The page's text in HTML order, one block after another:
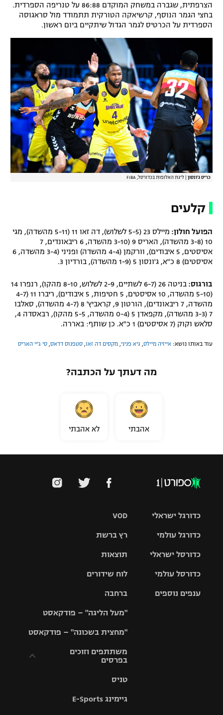
הצרפתית, שגברה במשחק המוקדם 86:88 על טנריפה הספרדית.
בחצי הגמר הנוסף, קרשיאקה הטורקית תתמודד מול סראגוסה
הספרדית על הכרטיס לגמר הגדול שיתקיים ביום ראשון.
כריס ג'ונסון ליגת האלופות בכדורסל, FIBA
קלעים
הפועל חולון:
מיילס 23 (5-5 לשלוש), דה זאו 11 (5-11 מהשדה), מגי
10 (3-8 מהשדה), האריס 9 (3-10 מהשדה, 6 ריבאונדים, 7
אסיסטים, 5 איבודים), וורקמן (4-4 מהשדה) ופניני (3-4 מהשדה, 6
אסיסטים) 8 כ"א, ג'ונסון 5 (1-9 מהשדה), בורדיון 3.
בורגוס:
בניטה 26 (6-7 לשתיים, 2-9 לשלוש, 8-10 מהקו), רנפרו 14
(5-10 מהשדה, 10 אסיסטים, 5 חטיפות, 5 איבודים), ריברו 11 (4-7
מהשדה, 7 ריבאונדים), הורטון 9, קראביץ' 8 (4-7 מהשדה), סאלבו
7 (3-3 מהשדה), מקפאדן 5 (0-4 מהשדה, 5-5 מהקו), רבאסדה 4,
סלאש וקוק (7 אסיסטים) 1 כ"א. כן שותף: באררה.
עוד באותו נושא: אייזיה מיילס גיא פניני מקסים דה זאו סטפנוס דדאס סי ג'יי האריס
מה דעתך על הכתבה?
אהבתי לא אהבתי
VOD
רץ ברשת
תוצאות
לוח שידורים
ברחבה
"מעל הליגה" – פודקאסט
"מחצית בשכונה" – פודקאסט
משתתפים וזוכים
בפרסים
וזוכים בפרסים
טניס
גיימינג E-Sports
כדורגל ישראלי
גביע הטוטו
כדורגל עולמי
האלופות
ליגה
כדורסל ישראלי
סל
כדורסל עולמי
ענפים נוספים